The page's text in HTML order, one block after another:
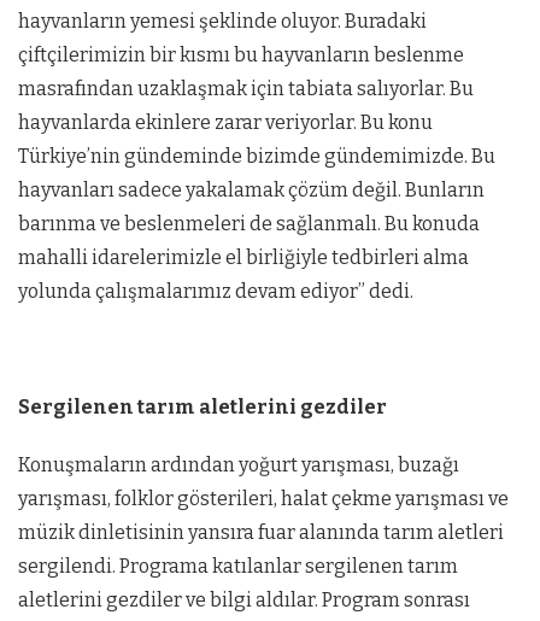
hayvanların yemesi şeklinde oluyor. Buradaki
çiftçilerimizin bir kısmı bu hayvanların beslenme
masrafından uzaklaşmak için tabiata salıyorlar. Bu
hayvanlarda ekinlere zarar veriyorlar. Bu konu
Türkiye’nin gündeminde bizimde gündemimizde. Bu
hayvanları sadece yakalamak çözüm değil. Bunların
barınma ve beslenmeleri de sağlanmalı. Bu konuda
mahalli idarelerimizle el birliğiyle tedbirleri alma
yolunda çalışmalarımız devam ediyor” dedi.
Sergilenen tarım aletlerini gezdiler
Konuşmaların ardından yoğurt yarışması, buzağı
yarışması, folklor gösterileri, halat çekme yarışması ve
müzik dinletisinin yansıra fuar alanında tarım aletleri
sergilendi. Programa katılanlar sergilenen tarım
aletlerini gezdiler ve bilgi aldılar. Program sonrası